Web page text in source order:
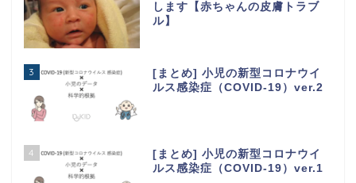
します【赤ちゃんの皮膚トラブ
ル】
3
[まとめ] 小児の新型コロナウイ
ルス感染症（COVID-19）ver.2
4
[まとめ] 小児の新型コロナウイ
ルス感染症（COVID-19）ver.1